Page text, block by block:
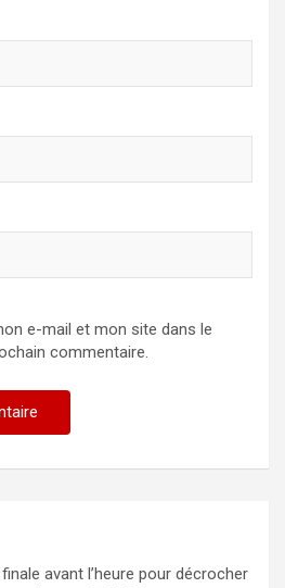
e-mail et mon site dans le
commentaire.
avant l’heure pour décrocher